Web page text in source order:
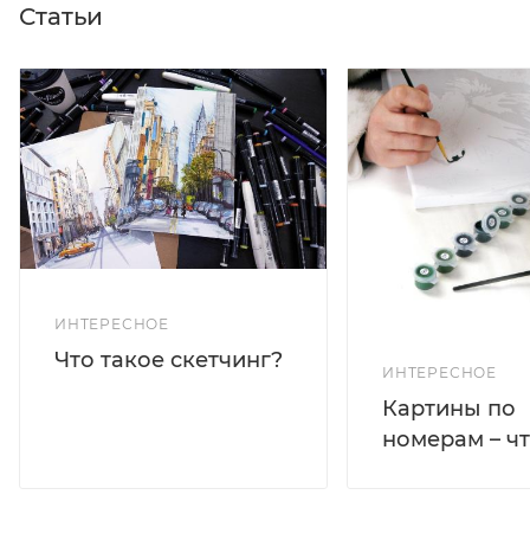
Статьи
ИНТЕРЕСНОЕ
Что такое скетчинг?
ИНТЕРЕСНОЕ
Картины по
номерам –